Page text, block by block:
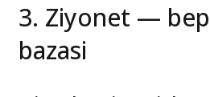
3. Ziyonet —
bazasi